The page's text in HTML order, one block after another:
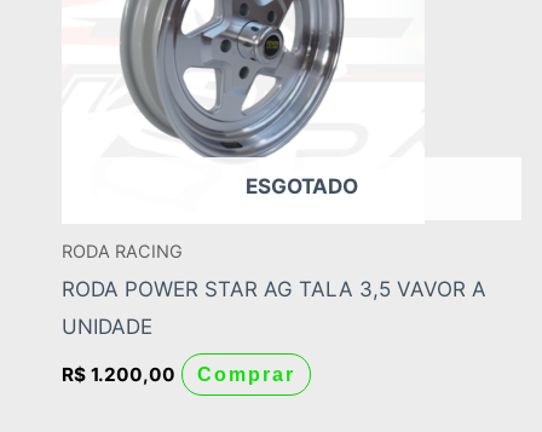
ESGOTADO
RODA RACING
RODA POWER STAR AG TALA 3,5 VAVOR A
UNIDADE
R$ 1.200,00 Comprar